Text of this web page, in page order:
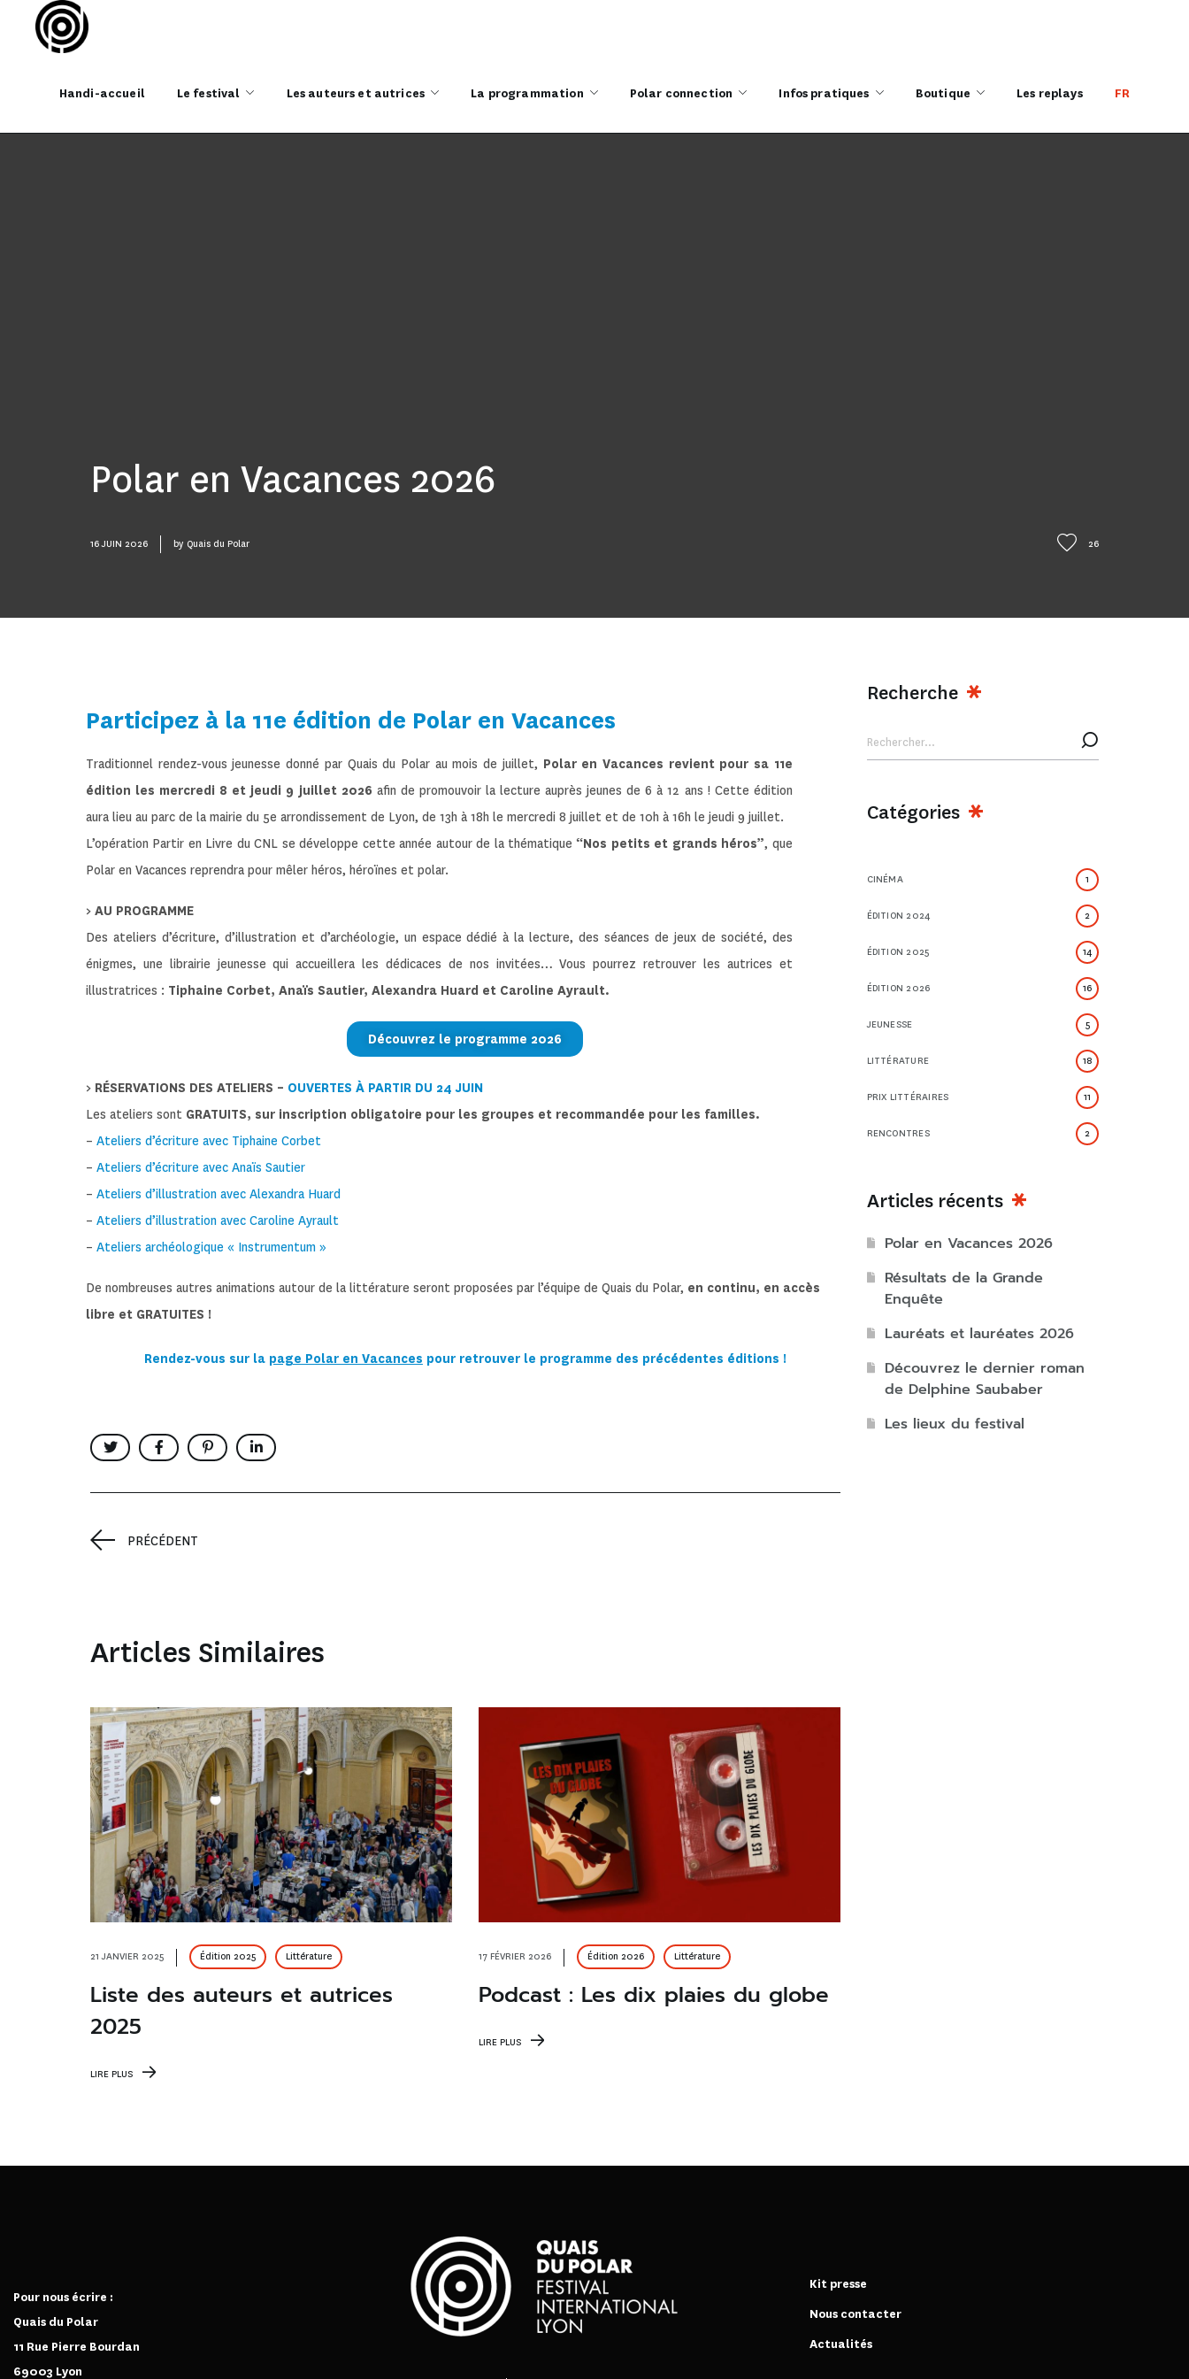
Handi-accueil Le festival Les auteurs et autrices La programmation Polar connection Infos pratiques Boutique Les replays FR
Polar en Vacances 2026
16 JUIN 2026 by Quais du Polar 26
Participez à la 11e édition de Polar en Vacances
Traditionnel rendez-vous jeunesse donné par Quais du Polar au mois de juillet, Polar en Vacances revient pour sa 11e
édition les mercredi 8 et jeudi 9 juillet 2026 afin de promouvoir la lecture auprès jeunes de 6 à 12 ans ! Cette édition
aura lieu au parc de la mairie du 5e arrondissement de Lyon, de 13h à 18h le mercredi 8 juillet et de 10h à 16h le jeudi 9 juillet.
L’opération Partir en Livre du CNL se développe cette année autour de la thématique “Nos petits et grands héros”, que
Polar en Vacances reprendra pour mêler héros, héroïnes et polar.
> AU PROGRAMME
Des ateliers d’écriture, d’illustration et d’archéologie, un espace dédié à la lecture, des séances de jeux de société, des
énigmes, une librairie jeunesse qui accueillera les dédicaces de nos invitées… Vous pourrez retrouver les autrices et
illustratrices : Tiphaine Corbet, Anaïs Sautier, Alexandra Huard et Caroline Ayrault.
Découvrez le programme 2026
> RÉSERVATIONS DES ATELIERS – OUVERTES À PARTIR DU 24 JUIN
Les ateliers sont GRATUITS, sur inscription obligatoire pour les groupes et recommandée pour les familles.
– Ateliers d’écriture avec Tiphaine Corbet
– Ateliers d’écriture avec Anaïs Sautier
– Ateliers d’illustration avec Alexandra Huard
– Ateliers d’illustration avec Caroline Ayrault
– Ateliers archéologique « Instrumentum »
De nombreuses autres animations autour de la littérature seront proposées par l’équipe de Quais du Polar, en continu, en accès
libre et GRATUITES !
Rendez-vous sur la page Polar en Vacances pour retrouver le programme des précédentes éditions !
PRÉCÉDENT
Articles Similaires
21 JANVIER 2025 Édition 2025 Littérature
Liste des auteurs et autrices
2025
LIRE PLUS
17 FÉVRIER 2026 Édition 2026 Littérature
Podcast : Les dix plaies du globe
LIRE PLUS
Recherche
Catégories
CINÉMA 1
ÉDITION 2024 2
ÉDITION 2025 14
ÉDITION 2026 16
JEUNESSE 5
LITTÉRATURE 18
PRIX LITTÉRAIRES 11
RENCONTRES 2
Articles récents
Polar en Vacances 2026
Résultats de la Grande
Enquête
Lauréats et lauréates 2026
Découvrez le dernier roman
de Delphine Saubaber
Les lieux du festival
Pour nous écrire :
Quais du Polar
11 Rue Pierre Bourdan
69003 Lyon
Kit presse
Nous contacter
Actualités